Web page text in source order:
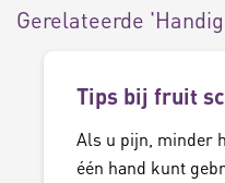
Gerelateerde
Tips bij fruit
Als u pijn, minder
één hand kunt